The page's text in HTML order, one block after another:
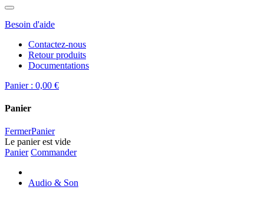
Besoin d'aide
Contactez-nous
Retour produits
Documentations
Panier : 0,00 €
Panier
FermerPanier
Le panier est vide
Panier Commander
Audio & Son